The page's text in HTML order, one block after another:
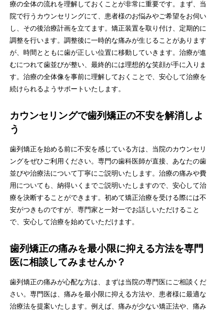
療の全体の流れを理解しておくことが非常に重要です。まず、当
院で行うカウンセリングにて、患者様のお悩みやご希望をお伺い
し、その後治療計画を立てます。矯正装置を取り付け、定期的に
調整を行います。調整後に一時的な痛みが生じることがあります
が、時間とともに歯が正しい位置に移動していきます。治療が進
むにつれて歯並びが整い、最終的には理想的な笑顔が手に入りま
す。治療の全体像を事前に理解しておくことで、安心して治療を
続けられるようサポートいたします。
カウンセリングで歯列矯正の不安を解消しよ
う
歯列矯正を始める前に不安を感じている方は、当院のカウンセリ
ングをぜひご利用ください。専門の歯科医師が直接、あなたの歯
並びや治療法について丁寧にご説明いたします。治療の痛みや費
用についても、納得いくまでご説明いたしますので、安心して治
療を決断することができます。初めて矯正治療を受ける際には不
安がつきものですが、専門家と一対一でお話しいただけること
で、安心して治療を始めていただけます。
歯列矯正の痛みを最小限に抑える方法を専門
医に相談してみませんか？
歯列矯正の痛みが心配な方は、まずは当院の専門医にご相談くだ
さい。専門医は、痛みを最小限に抑える方法や、患者様に最適な
治療法を提案いたします。例えば、痛みが少ない矯正法や、痛み